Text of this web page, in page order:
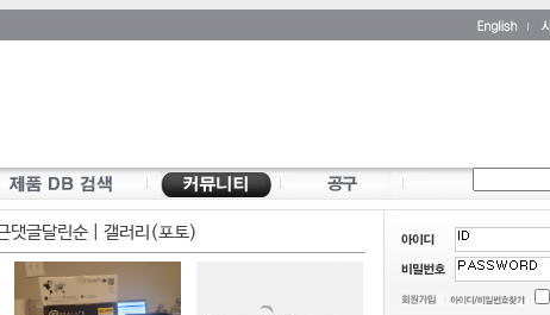
댓글달린순| 갤러리(포토)